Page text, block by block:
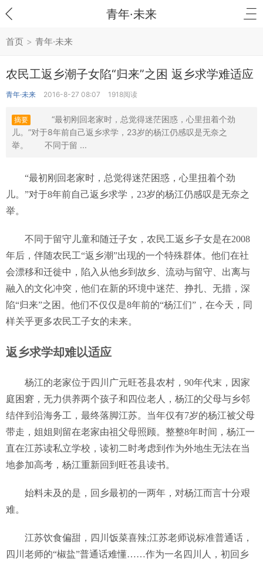
青年·未来
首页 > 青年·未来
农民工返乡潮子女陷“归来”之困 返乡求学难适应
青年·未来 2016-8-27 08:07 1918阅读
摘要
“最初刚回老家时，总觉得迷茫困惑，心里扭着个劲
儿。”对于8年前自己返乡求学，23岁的杨江仍感叹是无奈之
举。 不同于留 ...
“最初刚回老家时，总觉得迷茫困惑，心里扭着个劲
儿。”对于8年前自己返乡求学，23岁的杨江仍感叹是无奈之
举。
不同于留守儿童和随迁子女，农民工返乡子女是在2008
年后，伴随农民工“返乡潮”出现的一个特殊群体。他们在社
会漂移和迁徙中，陷入从他乡到故乡、流动与留守、出离与
融入的文化冲突，他们在新的环境中迷茫、挣扎、无措，深
陷“归来”之困。他们不仅仅是8年前的“杨江们”，在今天，同
样关乎更多农民工子女的未来。
返乡求学却难以适应
杨江的老家位于四川广元旺苍县农村，90年代末，因家
庭困窘，无力供养两个孩子和四位老人，杨江的父母与乡邻
结伴到沿海务工，最终落脚江苏。当年仅有7岁的杨江被父母
带走，姐姐则留在老家由祖父母照顾。整整8年时间，杨江一
直在江苏读私立学校，读初二时考虑到作为外地生无法在当
地参加高考，杨江重新回到旺苍县读书。
始料未及的是，回乡最初的一两年，对杨江而言十分艰
难。
江苏饮食偏甜，四川饭菜喜辣;江苏老师说标准普通话，
四川老师的“椒盐”普通话难懂……作为一名四川人，初回乡